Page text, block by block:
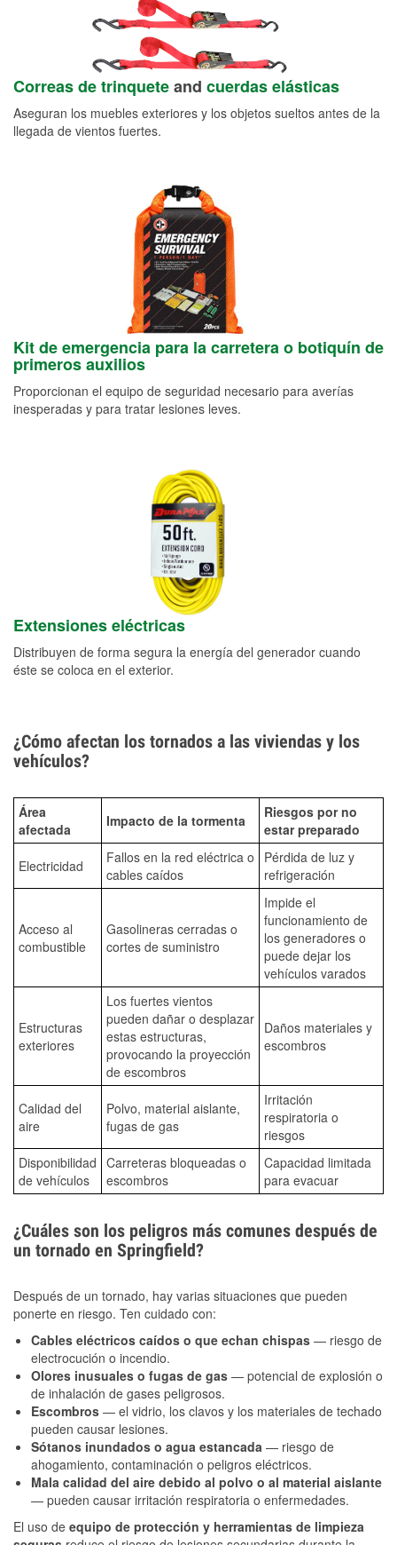
Correas de trinqueteand cuerdas elásticas
Aseguran los muebles exteriores y los objetos sueltos antes de la
llegada de vientos fuertes.
Kit de emergencia para la carretera o botiquín de
primeros auxilios
Proporcionan el equipo de seguridad necesario para averías
inesperadas y para tratar lesiones leves.
Extensiones eléctricas
Distribuyen de forma segura la energía del generador cuando
éste se coloca en el exterior.
¿Cómo afectan los tornados a las viviendas y los
vehículos?
Área
afectada
Impacto de la tormenta
Riesgos por no
estar preparado
Electricidad
Fallos en la red eléctrica o
cables caídos
Pérdida de luz y
refrigeración
Acceso al
combustible
Gasolineras cerradas o
cortes de suministro
Impide el
funcionamiento de
los generadores o
puede dejar los
vehículos varados
Estructuras
exteriores
Los fuertes vientos
pueden dañar o desplazar
estas estructuras,
provocando la proyección
de escombros
Daños materiales y
escombros
Calidad del
aire
Polvo, material aislante,
fugas de gas
Irritación
respiratoria o
riesgos
Disponibilidad
de vehículos
Carreteras bloqueadas o
escombros
Capacidad limitada
para evacuar
¿Cuáles son los peligros más comunes después de
un tornado en Springfield?
Después de un tornado, hay varias situaciones que pueden
ponerte en riesgo. Ten cuidado con:
Cables eléctricos caídos o que echan chispas — riesgo de
electrocución o incendio.
Olores inusuales o fugas de gas — potencial de explosión o
de inhalación de gases peligrosos.
Escombros — el vidrio, los clavos y los materiales de techado
pueden causar lesiones.
Sótanos inundados o agua estancada — riesgo de
ahogamiento, contaminación o peligros eléctricos.
Mala calidad del aire debido al polvo o al material aislante
— pueden causar irritación respiratoria o enfermedades.
El uso de equipo de protección y herramientas de limpieza